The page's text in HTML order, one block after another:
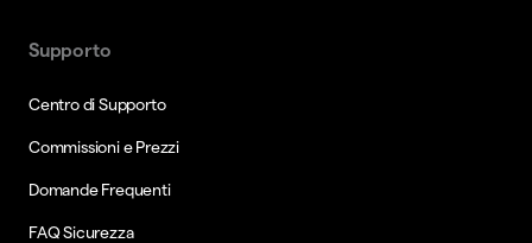
Supporto
Centro di Supporto
Commissioni e Prezzi
Domande Frequenti
FAQ Sicurezza